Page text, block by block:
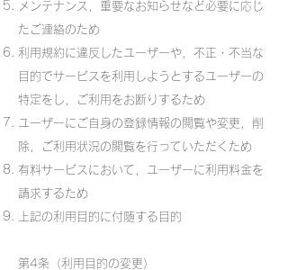
メンテナンス，重要なお知らせなど必要に応じ
たご連絡のため
利用規約に違反したユーザーや，不正・不当な
目的でサービスを利用しようとするユーザーの
特定をし，ご利用をお断りするため
ユーザーにご自身の登録情報の閲覧や変更，削
除，ご利用状況の閲覧を行っていただくため
有料サービスにおいて，ユーザーに利用料金を
請求するため
上記の利用目的に付随する目的
第4条（利用目的の変更）